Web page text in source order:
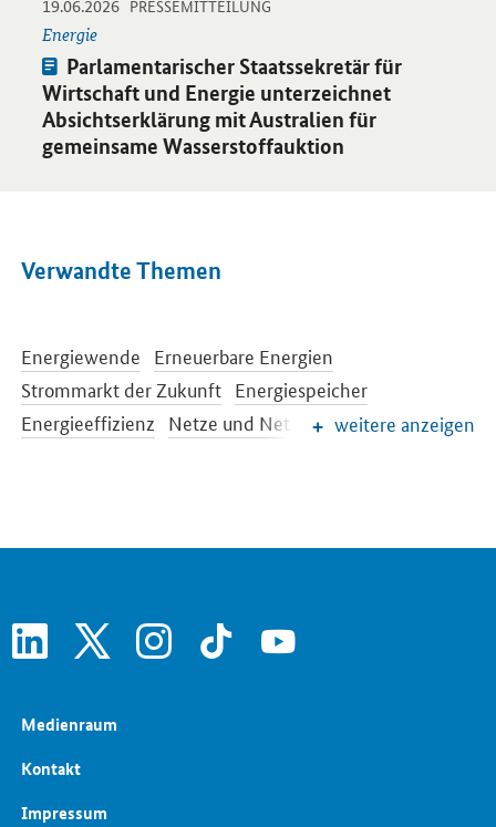
19.06.2026 PRESSEMITTEILUNG
Energie
Pressemitteilung:
Parlamentarischer Staatssekretär für
Wirtschaft und Energie unterzeichnet
Absichtserklärung mit Australien für
gemeinsame Wasserstoffauktion
Öffnet Einzelsicht
Verwandte Themen
Energiewende Erneuerbare Energien
Strommarkt der Zukunft Energiespeicher
Energieeffizienz Netze und Netzausbau
Energiepreise und Transparenz für Verbraucher
weitere anzeigen
linkedin instagram tiktok youtube
Medienraum
Kontakt
Impressum